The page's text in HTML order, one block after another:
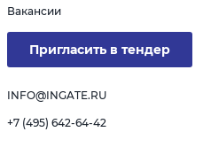
Вакансии
Пригласить в тендер
INFO@INGATE.RU
+7 (495) 642-64-42